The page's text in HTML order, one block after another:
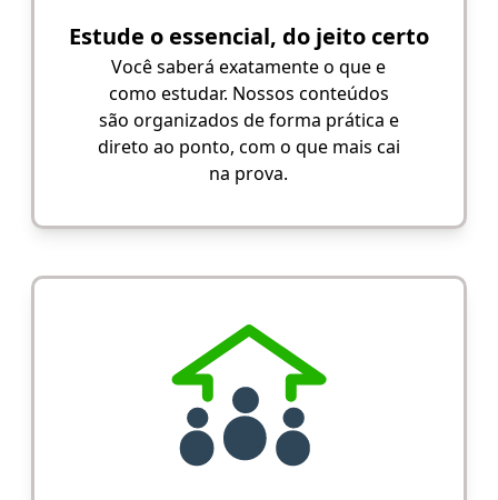
Estude o essencial, do jeito certo
Você saberá exatamente o que e
como estudar. Nossos conteúdos
são organizados de forma prática e
direto ao ponto, com o que mais cai
na prova.